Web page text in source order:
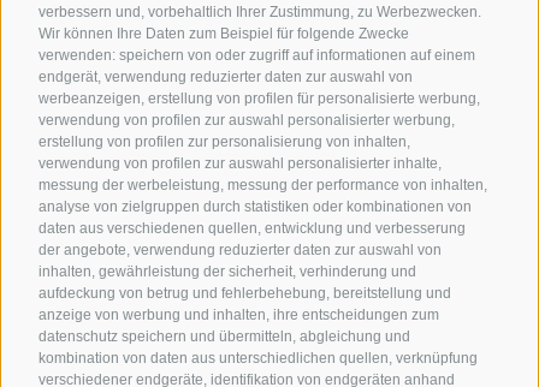
verbessern und, vorbehaltlich Ihrer Zustimmung, zu Werbezwecken.
Wir können Ihre Daten zum Beispiel für folgende Zwecke
verwenden: speichern von oder zugriff auf informationen auf einem
endgerät, verwendung reduzierter daten zur auswahl von
werbeanzeigen, erstellung von profilen für personalisierte werbung,
verwendung von profilen zur auswahl personalisierter werbung,
erstellung von profilen zur personalisierung von inhalten,
verwendung von profilen zur auswahl personalisierter inhalte,
messung der werbeleistung, messung der performance von inhalten,
analyse von zielgruppen durch statistiken oder kombinationen von
daten aus verschiedenen quellen, entwicklung und verbesserung
der angebote, verwendung reduzierter daten zur auswahl von
inhalten, gewährleistung der sicherheit, verhinderung und
aufdeckung von betrug und fehlerbehebung, bereitstellung und
anzeige von werbung und inhalten, ihre entscheidungen zum
datenschutz speichern und übermitteln, abgleichung und
kombination von daten aus unterschiedlichen quellen, verknüpfung
verschiedener endgeräte, identifikation von endgeräten anhand